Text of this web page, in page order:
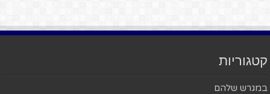
קטגוריות
במגרש שלהם